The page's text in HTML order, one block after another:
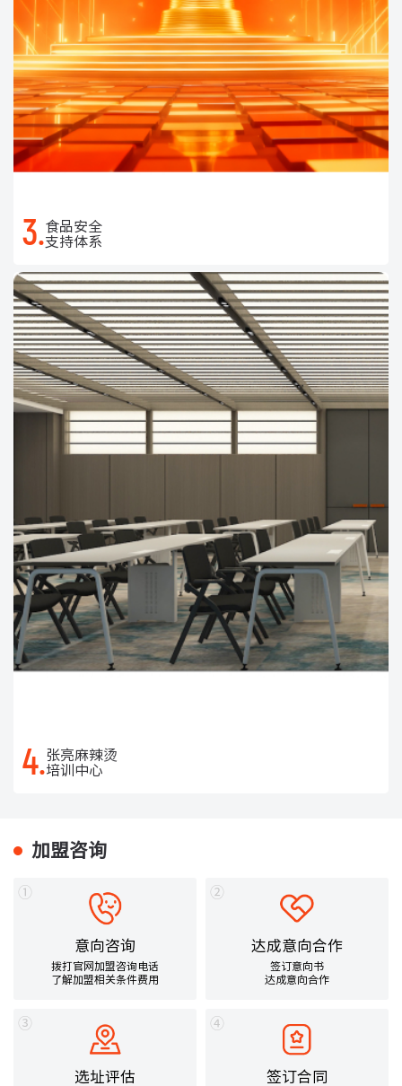
3.食品安全
支持体系
4.张亮麻辣烫
培训中心
加盟咨询
①
意向咨询
拨打官网加盟咨询电话
了解加盟相关条件费用
②
达成意向合作
签订意向书
达成意向合作
③
选址评估
④
签订合同